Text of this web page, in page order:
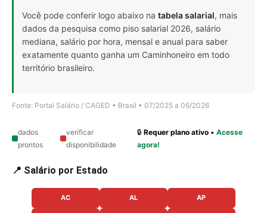
Você pode conferir logo abaixo na tabela salarial, mais
dados da pesquisa como piso salarial 2026, salário
mediana, salário por hora, mensal e anual para saber
exatamente quanto ganha um Caminhoneiro em todo
território brasileiro.
Fonte: Portal Salário / CAGED • Brasil • 07/2025 a 06/2026
dados
prontos
verificar
disponibilidade
🔒Requer plano ativo •Acesse
agora!
📍 Salário por Estado
AC AL AP